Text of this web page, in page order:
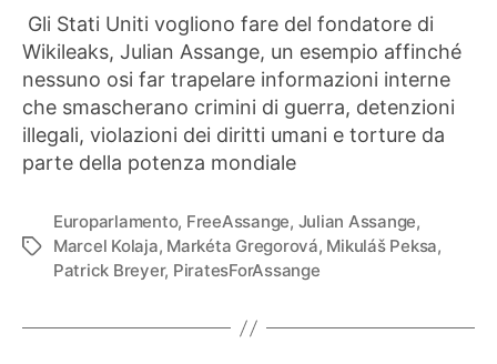
Gli Stati Uniti vogliono fare del fondatore di
Wikileaks, Julian Assange, un esempio affinché
nessuno osi far trapelare informazioni interne
che smascherano crimini di guerra, detenzioni
illegali, violazioni dei diritti umani e torture da
parte della potenza mondiale
Tag
Europarlamento, FreeAssange, Julian Assange,
Marcel Kolaja, Markéta Gregorová, Mikuláš Peksa,
Patrick Breyer, PiratesForAssange